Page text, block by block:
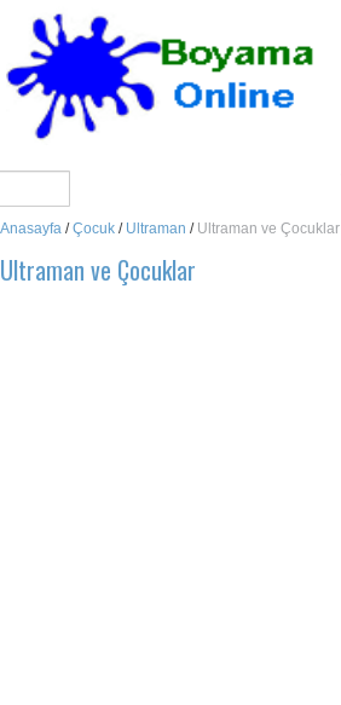
Anasayfa /Çocuk / Ultraman / Ultraman ve Çocuklar
Ultraman ve Çocuklar